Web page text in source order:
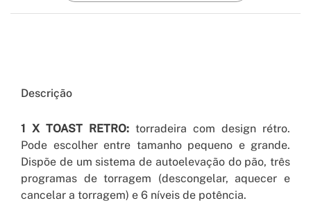
Descrição
1 X TOAST RETRO: torradeira com design rétro.
Pode escolher entre tamanho pequeno e grande.
Dispõe de um sistema de autoelevação do pão, três
programas de torragem (descongelar, aquecer e
cancelar a torragem) e 6 níveis de potência.